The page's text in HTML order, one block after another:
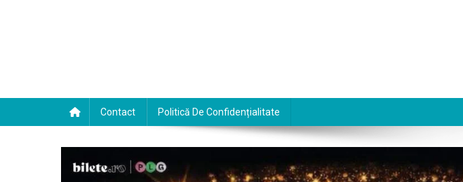
Contact Politică De Confidențialitate